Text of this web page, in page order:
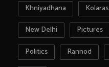
Khniyadhana
Kolaras
New Delhi
Pictures
Politics
Rannod